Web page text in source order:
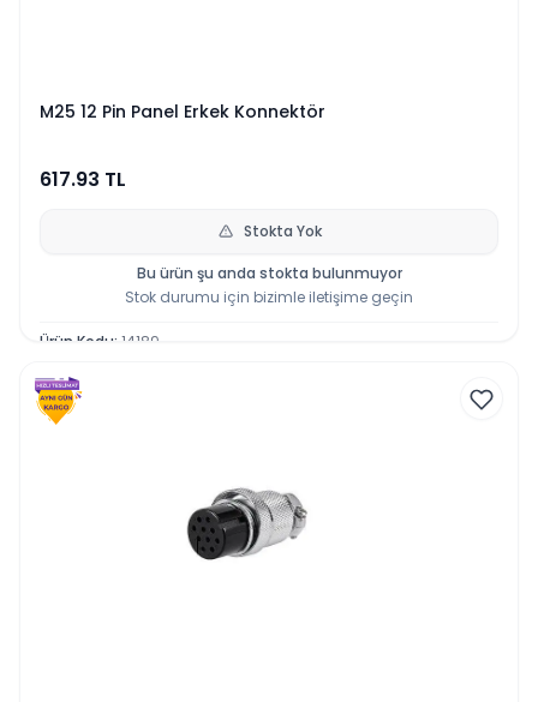
M25 12 Pin Panel Erkek Konnektör
617.93 TL
Stokta Yok
Bu ürün şu anda stokta bulunmuyor
Stok durumu için bizimle iletişime geçin
Ürün Kodu: 14189